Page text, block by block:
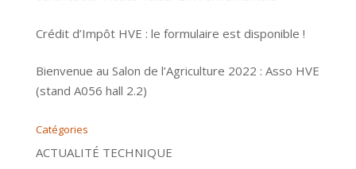
Crédit d’Impôt HVE : le formulaire est disponible !
Bienvenue au Salon de l’Agriculture 2022 : Asso HVE
(stand A056 hall 2.2)
Catégories
ACTUALITÉ TECHNIQUE